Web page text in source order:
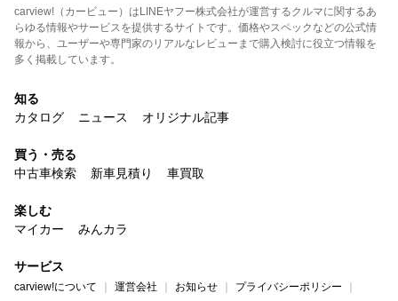
carview!（カービュー）はLINEヤフー株式会社が運営するクルマに関するあ
らゆる情報やサービスを提供するサイトです。価格やスペックなどの公式情
報から、ユーザーや専門家のリアルなレビューまで購入検討に役立つ情報を
多く掲載しています。
知る
カタログ
ニュース オリジナル記事
買う・売る
中古車検索
新車見積り 車買取
楽しむ
マイカー
みんカラ
サービス
carview!について 運営会社 お知らせ
プライバシーポリシー